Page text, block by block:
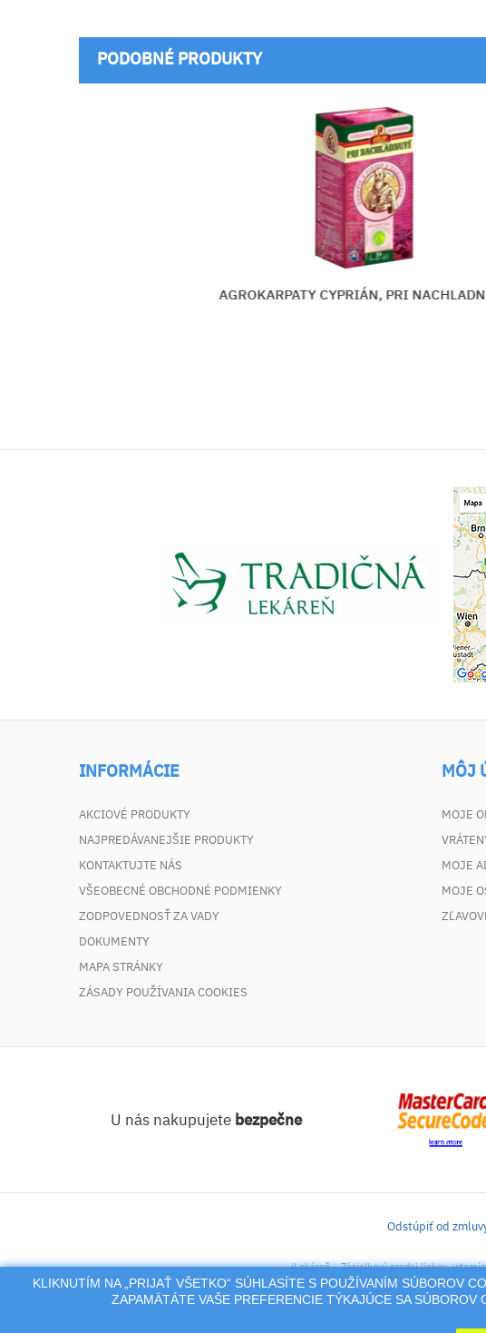
PODOBNÉ PRODUKTY
AGROKARPATY CYPRIÁN, PRI
INFORMÁCIE
AKCIOVÉ PRODUKTY
NAJPREDÁVANEJŠIE PRODUKTY
KONTAKTUJTE NÁS
VŠEOBECNÉ OBCHODNÉ PODMIENKY
ZODPOVEDNOSŤ ZA VADY
DOKUMENTY
MAPA STRÁNKY
ZÁSADY POUŽÍVANIA COOKIES
MÔJ
MOJE
MOJE
MOJE
KLIKNUTÍM NA „PRIJAŤ VŠETKO“ SÚHLASÍTE S POUŽÍVANÍM SÚBOROV
ZAPAMÄTÁTE VAŠE PREFERENCIE TÝKAJÚCE SA SÚBOROV
U nás nakupujete bezpečne
Odstúpiť od
iLekáreň – Zásielkový predaj liekov,
Na tento portál sa vzťahujú
alebo reprodukcia jeho časti